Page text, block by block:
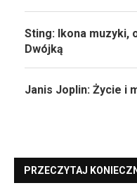
Sting: Ikona muzyki,
Dwójką
Janis Joplin: Życie i
PRZECZYTAJ